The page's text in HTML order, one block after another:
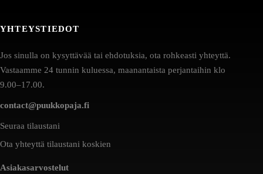
YHTEYSTIEDOT
Jos sinulla on kysyttävää tai ehdotuksia, ota rohkeasti yhteyttä.
Vastaamme 24 tunnin kuluessa, maanantaista perjantaihin klo
9.00–17.00.
contact@puukkopaja.fi
Seuraa tilaustani
Ota yhteyttä tilaustani koskien
Asiakasarvostelut